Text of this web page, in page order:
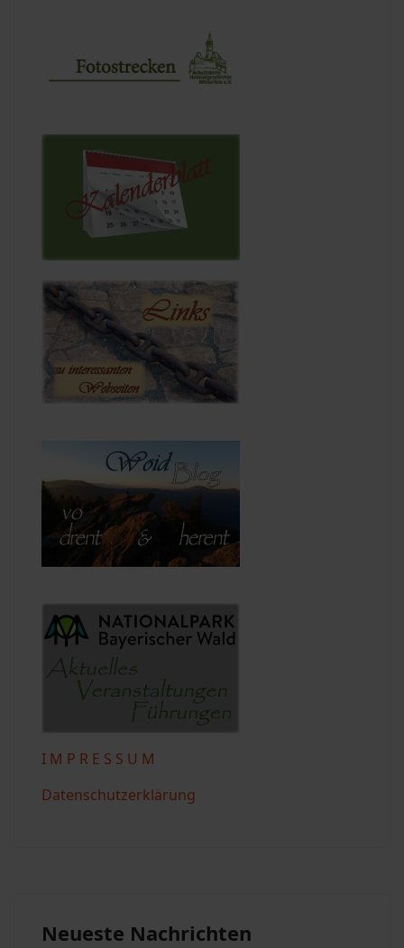
I M P R E S S U M
Datenschutzerklärung
Neueste Nachrichten